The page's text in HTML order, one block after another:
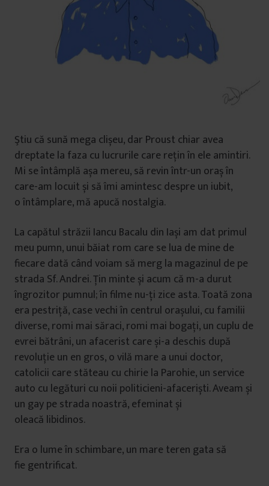
Ştiu că sună mega clișeu, dar Proust chiar avea
dreptate la faza cu lucrurile care rețin în ele amintiri.
Mi se întâmplă așa mereu, să revin într-un oraș în
care-am locuit și să îmi amintesc despre un iubit,
o întâmplare, mă apucă nostalgia.
La capătul străzii Iancu Bacalu din Iași am dat primul
meu pumn, unui băiat rom care se lua de mine de
fiecare dată când voiam să merg la magazinul de pe
strada Sf. Andrei. Ţin minte și acum că m-a durut
îngrozitor pumnul; în filme nu-ți zice asta. Toată zona
era pestriță, case vechi în centrul orașului, cu familii
diverse, romi mai săraci, romi mai bogați, un cuplu de
evrei bătrâni, un afacerist care și-a deschis după
revoluție un en gros, o vilă mare a unui doctor,
catolicii care stăteau cu chirie la Parohie, un service
auto cu legături cu noii politicieni-afaceriști. Aveam și
un gay pe strada noastră, efeminat și
oleacă libidinos.
Era o lume în schimbare, un mare teren gata să
fie gentrificat.